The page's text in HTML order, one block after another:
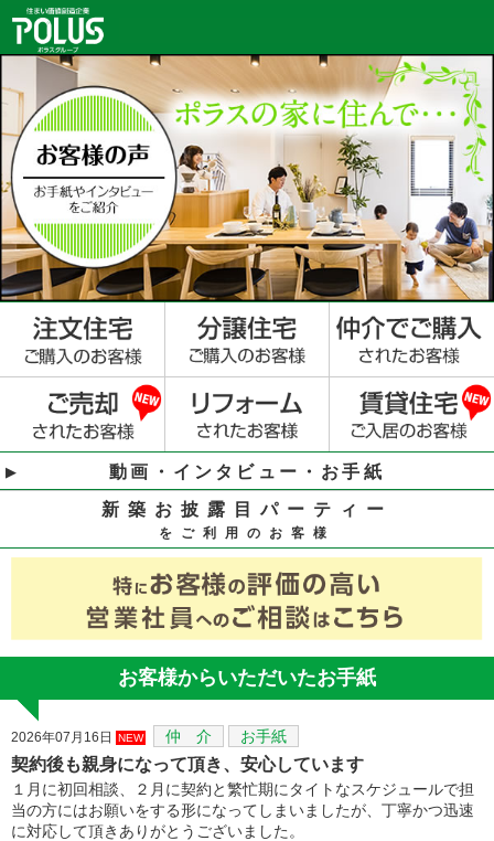
動画・インタビュー・お手紙
新築お披露目パーティー
をご利用のお客様
お客様からいただいたお手紙
2026年07月16日 NEW 仲 介 お手紙
契約後も親身になって頂き、安心しています
１月に初回相談、２月に契約と繁忙期にタイトなスケジュールで担
当の方にはお願いをする形になってしまいましたが、丁寧かつ迅速
に対応して頂きありがとうございました。